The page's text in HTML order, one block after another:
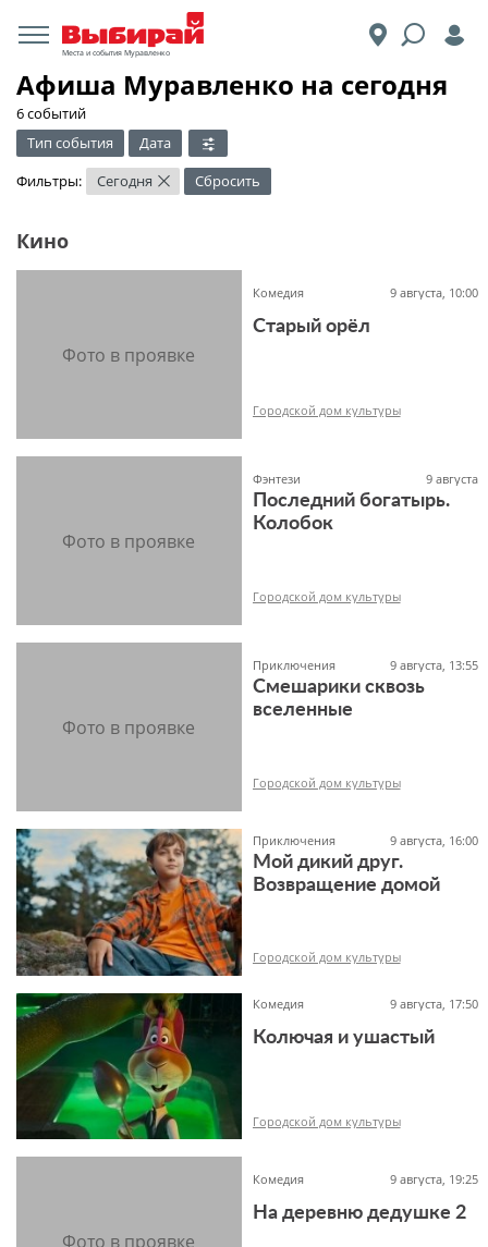
Места и события Муравленко
Афиша Муравленко на сегодня
6 событий
Тип события
Дата
Фильтры:
Сегодня × Сбросить
Кино
Комедия 9 августа, 10:00
Старый орёл
Городской дом культуры
Фэнтези 9 августа
Последний богатырь.
Колобок
Городской дом культуры
Приключения 9 августа, 13:55
Смешарики сквозь
вселенные
Городской дом культуры
Приключения 9 августа, 16:00
Мой дикий друг.
Возвращение домой
Городской дом культуры
Комедия 9 августа, 17:50
Колючая и ушастый
Городской дом культуры
Комедия 9 августа, 19:25
На деревню дедушке 2